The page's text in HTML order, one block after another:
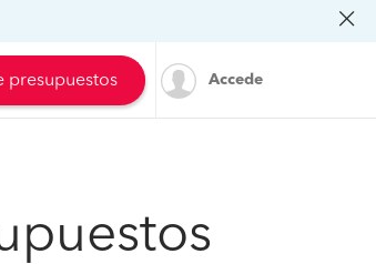
presupuestos Accede